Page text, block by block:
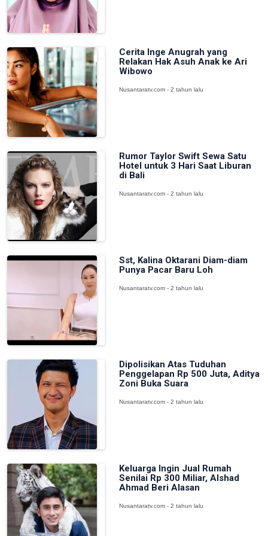
Cerita Inge Anugrah yang
Relakan Hak Asuh Anak ke Ari
Wibowo
Nusantaratv.com - 2 tahun lalu
Rumor Taylor Swift Sewa Satu
Hotel untuk 3 Hari Saat Liburan
di Bali
Nusantaratv.com - 2 tahun lalu
Sst, Kalina Oktarani Diam-diam
Punya Pacar Baru Loh
Nusantaratv.com - 2 tahun lalu
Dipolisikan Atas Tuduhan
Penggelapan Rp 500 Juta, Aditya
Zoni Buka Suara
Nusantaratv.com - 2 tahun lalu
Keluarga Ingin Jual Rumah
Senilai Rp 300 Miliar, Alshad
Ahmad Beri Alasan
Nusantaratv.com - 2 tahun lalu